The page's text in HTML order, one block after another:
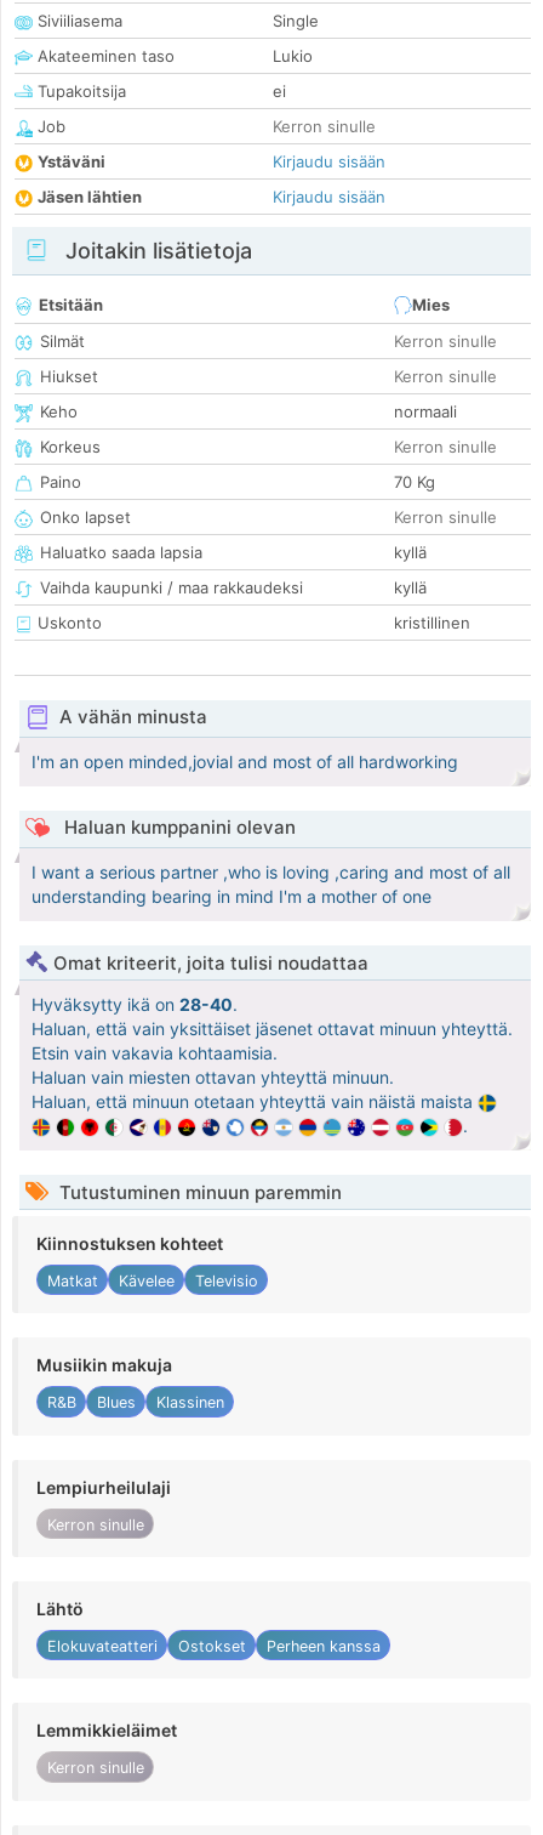
Siviiliasema
Single
Akateeminen taso
Lukio
Tupakoitsija
ei
Job
Kerron sinulle
Ystäväni
Kirjaudu sisään
Jäsen lähtien
Kirjaudu sisään
Joitakin lisätietoja
Etsitään
Mies
Silmät
Kerron sinulle
Hiukset
Kerron sinulle
Keho
normaali
Korkeus
Kerron sinulle
Paino
70 Kg
Onko lapset
Kerron sinulle
Haluatko saada lapsia
kyllä
Vaihda kaupunki / maa rakkaudeksi
kyllä
Uskonto
kristillinen
A vähän minusta
I'm an open minded,jovial and most of all hardworking
Haluan kumppanini olevan
I want a serious partner ,who is loving ,caring and most of all
understanding bearing in mind I'm a mother of one
Omat kriteerit, joita tulisi noudattaa
Hyväksytty ikä on 28-40.
Haluan, että vain yksittäiset jäsenet ottavat minuun yhteyttä.
Etsin vain vakavia kohtaamisia.
Haluan vain miesten ottavan yhteyttä minuun.
Haluan, että minuun otetaan yhteyttä vain näistä maista
.
Tutustuminen minuun paremmin
Kiinnostuksen kohteet
Matkat Kävelee Televisio
Musiikin makuja
R&B Blues Klassinen
Lempiurheilulaji
Kerron sinulle
Lähtö
Elokuvateatteri Ostokset Perheen kanssa
Lemmikkieläimet
Kerron sinulle